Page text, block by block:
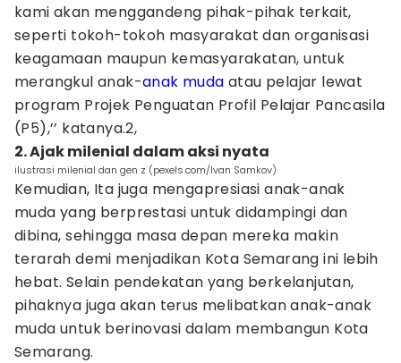
kami akan menggandeng pihak-pihak terkait,
seperti tokoh-tokoh masyarakat dan organisasi
keagamaan maupun kemasyarakatan, untuk
merangkul anak-anak muda atau pelajar lewat
program Projek Penguatan Profil Pelajar Pancasila
(P5),’’ katanya.2,
2. Ajak milenial dalam aksi nyata
ilustrasi milenial dan gen z (pexels.com/Ivan Samkov)
Kemudian, Ita juga mengapresiasi anak-anak
muda yang berprestasi untuk didampingi dan
dibina, sehingga masa depan mereka makin
terarah demi menjadikan Kota Semarang ini lebih
hebat. Selain pendekatan yang berkelanjutan,
pihaknya juga akan terus melibatkan anak-anak
muda untuk berinovasi dalam membangun Kota
Semarang.